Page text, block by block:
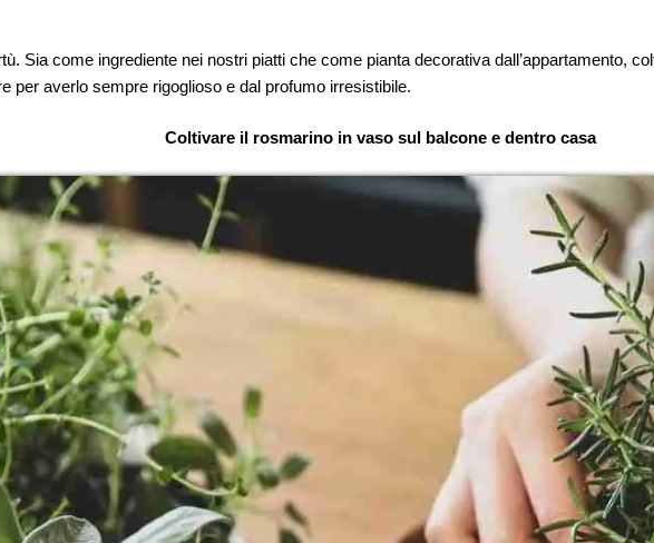
Sia come ingrediente nei nostri piatti che come pianta decorativa dall’appartamento,
per averlo sempre rigoglioso e dal profumo irresistibile.
Coltivare il rosmarino in vaso sul balcone e dentro casa